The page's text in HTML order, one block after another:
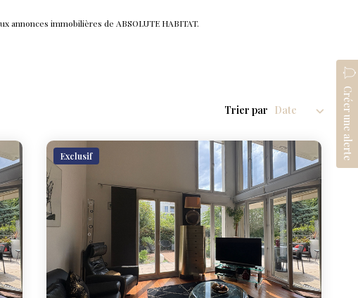
annonces immobilières de ABSOLUTE HABITAT.
Créer une alerte
Trier par
Exclusif